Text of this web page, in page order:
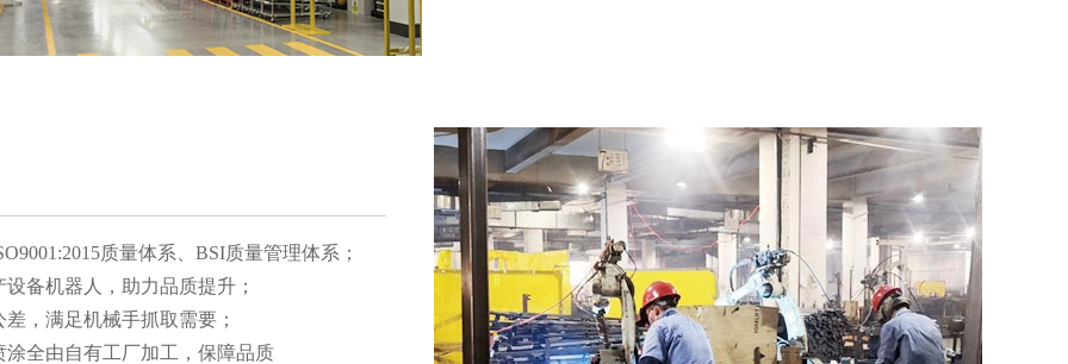
质量体系、BSI质量管理体系；
机器人，助力品质提升；
，满足机械手抓取需要；
全由自有工厂加工，保障品质